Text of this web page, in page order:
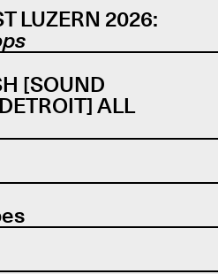
LUZERN 2026:
[SOUND
ALL